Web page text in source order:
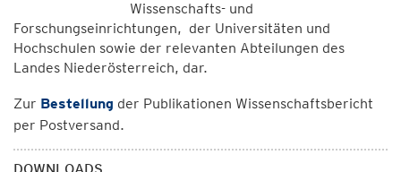
Wissenschafts- und
Forschungseinrichtungen, der Universitäten und
Hochschulen sowie der relevanten Abteilungen des
Landes Niederösterreich, dar.
Zur Bestellung der Publikationen Wissenschaftsbericht
per Postversand.